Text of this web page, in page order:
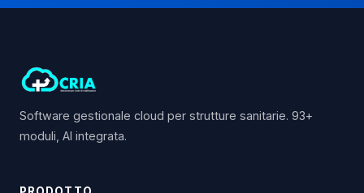
Software gestionale cloud per strutture sanitarie. 93+
moduli, AI integrata.